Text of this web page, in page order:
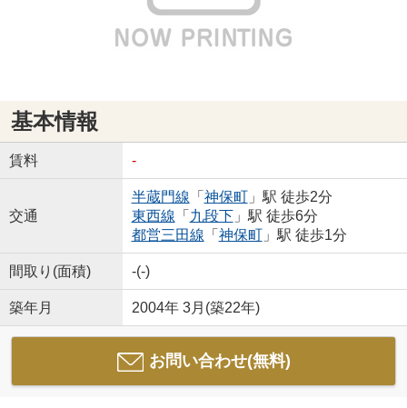
基本情報
賃料 -
交通
半蔵門線 「 神保町」駅 徒歩2分
東西線 「 九段下」駅 徒歩6分
都営三田線 「 神保町」駅 徒歩1分
間取り(面積) -(-)
築年月 2004年 3月(築22年)
お問い合わせ(無料)